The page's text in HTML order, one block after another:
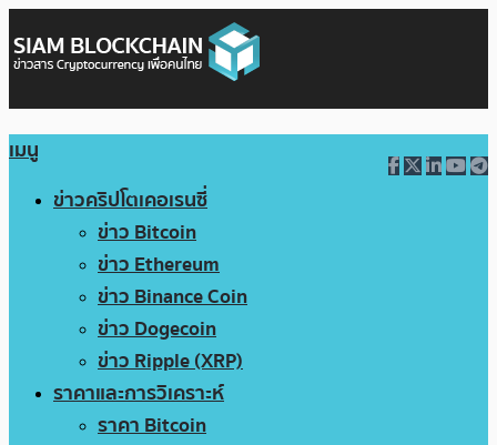
เมนู
ข่าวคริปโตเคอเรนซี่
ข่าว Bitcoin
ข่าว Ethereum
ข่าว Binance Coin
ข่าว Dogecoin
ข่าว Ripple (XRP)
ราคาและการวิเคราะห์
ราคา Bitcoin